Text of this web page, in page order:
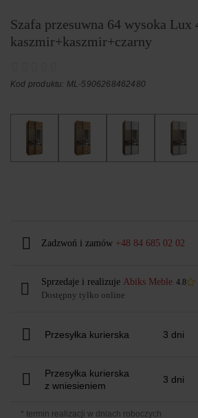
Szafa przesuwna 64 wysoka Lux
kaszmir+kaszmir+czarny
Kod produktu: ML-5906268462480
Zadzwoń i zamów +48 84 685 02 02
Sprzedaje i realizuje Abiks Meble 4.8
Dostępny tylko online
Przesyłka kurierska 3 dni
Przesyłka kurierska
z wniesieniem
3 dni
* termin realizacji w dniach roboczych